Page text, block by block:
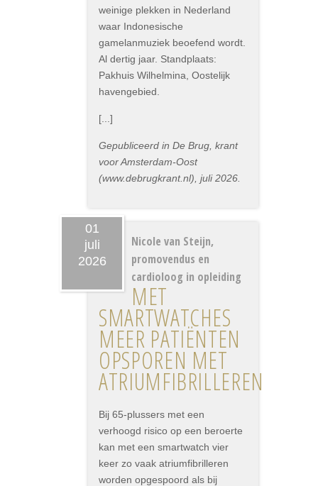
weinige plekken in Nederland
waar Indonesische
gamelanmuziek beoefend wordt.
Al dertig jaar. Standplaats:
Pakhuis Wilhelmina, Oostelijk
havengebied.
[...]
Gepubliceerd in De Brug, krant
voor Amsterdam-Oost
(www.debrugkrant.nl), juli 2026.
01
juli
2026
Nicole van Steijn,
promovendus en
cardioloog in opleiding
MET
SMARTWATCHES
MEER PATIËNTEN
OPSPOREN MET
ATRIUMFIBRILLEREN
Bij 65-plussers met een
verhoogd risico op een beroerte
kan met een smartwatch vier
keer zo vaak atriumfibrilleren
worden opgespoord als bij